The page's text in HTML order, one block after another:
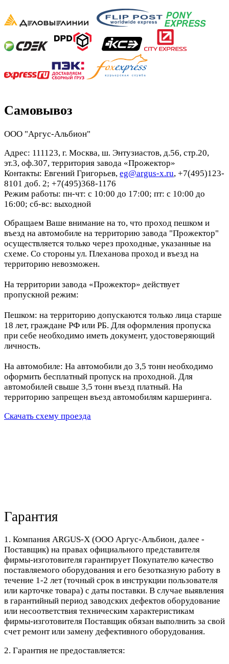
Самовывоз
ООО "Аргус-Альбион"
Адрес: 111123, г. Москва, ш. Энтузиастов, д.56, стр.20,
эт.3, оф.307, территория завода «Прожектор»
Контакты: Евгений Григорьев, eg@argus-x.ru, +7(495)123-
8101 доб. 2; +7(495)368-1176
Режим работы: пн-чт: с 10:00 до 17:00; пт: с 10:00 до
16:00; сб-вс: выходной
Обращаем Ваше внимание на то, что проход пешком и
въезд на автомобиле на территорию завода "Прожектор"
осуществляется только через проходные, указанные на
схеме. Со стороны ул. Плеханова проход и въезд на
территорию невозможен.
На территории завода «Прожектор» действует
пропускной режим:
Пешком: на территорию допускаются только лица старше
18 лет, граждане РФ или РБ. Для оформления пропуска
при себе необходимо иметь документ, удостоверяющий
личность.
На автомобиле: На автомобили до 3,5 тонн необходимо
оформить бесплатный пропуск на проходной. Для
автомобилей свыше 3,5 тонн въезд платный. На
территорию запрещен въезд автомобилям каршеринга.
Скачать схему проезда
Гарантия
1. Компания ARGUS-X (ООО Аргус-Альбион, далее -
Поставщик) на правах официального представителя
фирмы-изготовителя гарантирует Покупателю качество
поставляемого оборудования и его безотказную работу в
течение 1-2 лет (точный срок в инструкции пользователя
или карточке товара) с даты поставки. В случае выявления
в гарантийный период заводских дефектов оборудование
или несоответствия техническим характеристикам
фирмы-изготовителя Поставщик обязан выполнить за свой
счет ремонт или замену дефективного оборудования.
2. Гарантия не предоставляется: